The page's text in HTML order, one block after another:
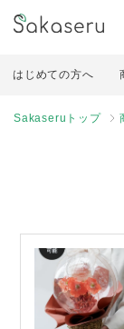
はじめての方へ
Sakaseruトップ